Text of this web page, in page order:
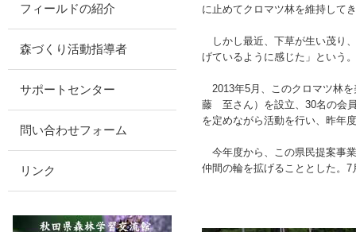
フィールドの紹介
森づくり活動指導者
サポートセンター
問い合わせフォーム
リンク
に止めてクロマツ林を維持して
しかし最近、下草が生い茂り
げているように感じた」という。
2013年5月、このクロマツ林
藤 至さん）を設立、30名の会
を定めながら活動を行い、昨年
今年度から、この県民提案事
仲間の輪を拡げることとした。